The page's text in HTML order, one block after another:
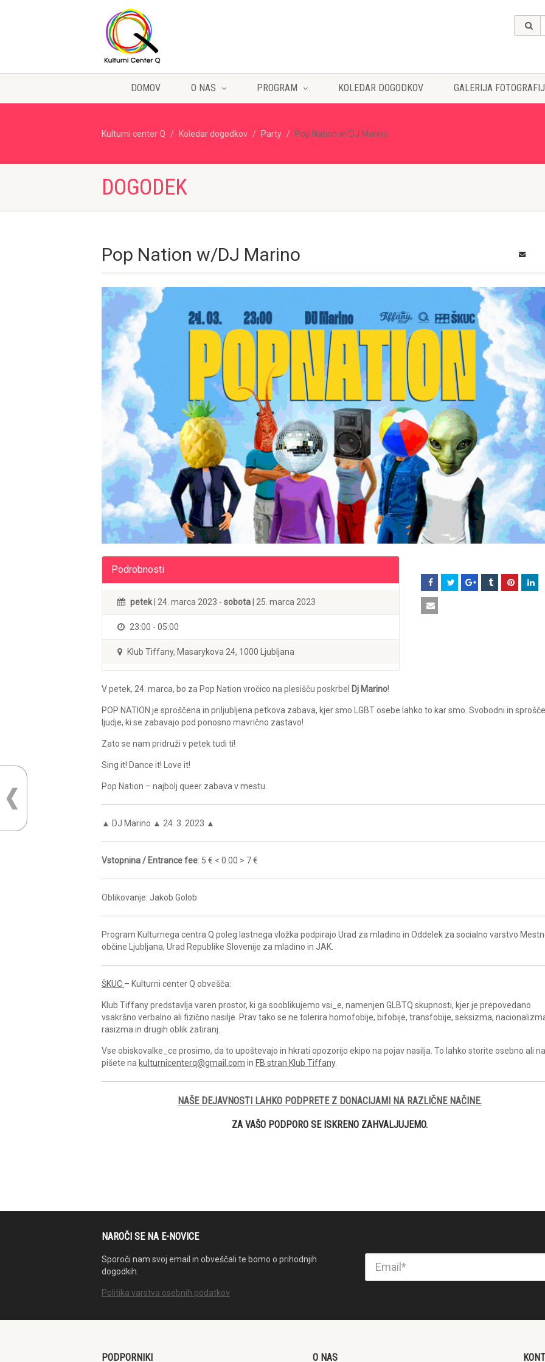
DOMOV O NAS PROGRAM KOLEDAR DOGODKOV GALERIJA FOTOGRAFIJ
Kulturni center Q Koledar dogodkov Party Pop Nation w/DJ Marino
DOGODEK
Pop Nation w/DJ Marino
Podrobnosti
petek | 24. marca 2023 - sobota | 25. marca 2023
23:00 - 05:00
Klub Tiffany, Masarykova 24, 1000 Ljubljana
V petek, 24. marca, bo za Pop Nation vročico na plesišču poskrbel Dj Marino!
POP NATION je sproščena in priljubljena petkova zabava, kjer smo LGBT osebe lahko to kar smo. Svobodni in
ljudje, ki se zabavajo pod ponosno mavrično zastavo!
Zato se nam pridruži v petek tudi ti!
Sing it! Dance it! Love it!
Pop Nation – najbolj queer zabava v mestu.
▲ DJ Marino ▲ 24. 3. 2023 ▲
Vstopnina / Entrance fee: 5 € < 0.00 > 7 €
Oblikovanje: Jakob Golob
Program Kulturnega centra Q poleg lastnega vložka podpirajo Urad za mladino in Oddelek za socialno varstvo
občine Ljubljana, Urad Republike Slovenije za mladino in JAK.
ŠKUC – Kulturni center Q obvešča:
Klub Tiffany predstavlja varen prostor, ki ga sooblikujemo vsi_e, namenjen GLBTQ skupnosti, kjer je prepovedano
vsakršno verbalno ali fizično nasilje. Prav tako se ne tolerira homofobije, bifobije, transfobije, seksizma,
rasizma in drugih oblik zatiranj.
Vse obiskovalke_ce prosimo, da to upoštevajo in hkrati opozorijo ekipo na pojav nasilja. To lahko storite osebno ali
pišete na kulturnicenterq@gmail.com in FB stran Klub Tiffany.
NAŠE DEJAVNOSTI LAHKO PODPRETE Z DONACIJAMI NA RAZLIČNE NAČINE.
ZA VAŠO PODPORO SE ISKRENO ZAHVALJUJEMO.
NAROČI SE NA E-NOVICE
Sporoči nam svoj email in obveščali te bomo o prihodnjih
dogodkih.
Politika varstva osebnih podatkov
PODPORNIKI O NAS